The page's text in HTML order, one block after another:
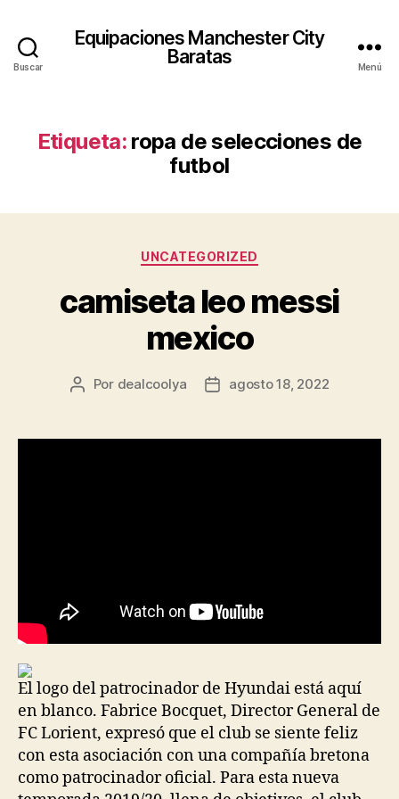
Buscar
Equipaciones Manchester City
Baratas
Menú
Etiqueta: ropa de selecciones de
futbol
Categorías
UNCATEGORIZED
camiseta leo messi
mexico
Autor
entrada
Por dealcoolya
Fecha
entrada
agosto 18, 2022
El logo del patrocinador de Hyundai está aquí
en blanco. Fabrice Bocquet, Director General de
FC Lorient, expresó que el club se siente feliz
con esta asociación con una compañía bretona
como patrocinador oficial. Para esta nueva